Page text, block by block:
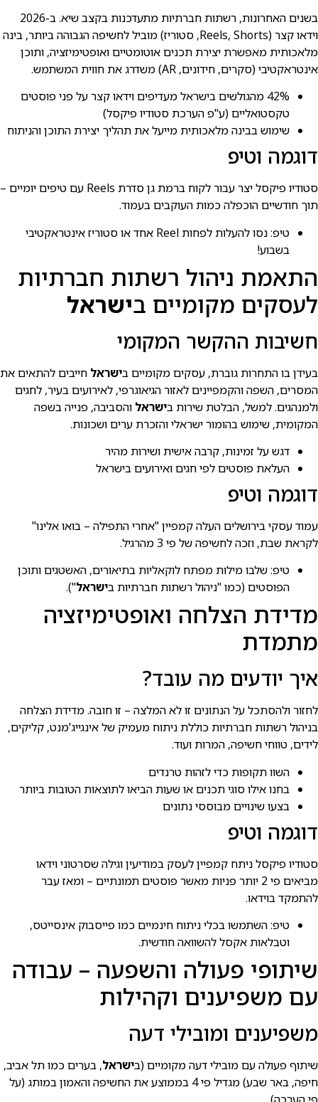
בשנים האחרונות, רשתות חברתיות מתעדכנות בקצב שיא. ב-2026
וידאו קצר (Reels, Shorts, סטוריז) מוביל לחשיפה הגבוהה ביותר, בינה
מלאכותית מאפשרת יצירת תכנים אוטומטיים ואופטימיזציה, ותוכן
אינטראקטיבי (סקרים, חידונים, AR) משדרג את חווית המשתמש.
42% מהגולשים בישראל מעדיפים וידאו קצר על פני פוסטים
טקסטואליים (ע"פ הערכת סטודיו פיקסל)
שימוש בבינה מלאכותית מייעל את תהליך יצירת התוכן והניתוח
דוגמה וטיפ
סטודיו פיקסל יצר עבור לקוח ברמת גן סדרת Reels עם טיפים יומיים –
תוך חודשיים הוכפלה כמות העוקבים בעמוד.
טיפ: נסו להעלות לפחות Reel אחד או סטוריז אינטראקטיבי
בשבוע!
התאמת ניהול רשתות חברתיות
לעסקים מקומיים בישראל
חשיבות ההקשר המקומי
בעידן בו התחרות גוברת, עסקים מקומיים בישראל חייבים להתאים את
המסרים, השפה והקמפיינים לאזור הגיאוגרפי, לאירועים בעיר, לחגים
ולמנהגים. למשל, הבלטת שירות בישראל והסביבה, פנייה בשפה
המקומית, שימוש בהומור ישראלי והזכרת ערים ושכונות.
דגש על זמינות, קרבה אישית ושירות מהיר
העלאת פוסטים לפי חגים ואירועים בישראל
דוגמה וטיפ
עמוד עסקי בירושלים העלה קמפיין "אחרי התפילה – בואו אלינו"
לקראת שבת, וזכה לחשיפה של פי 3 מהרגיל.
טיפ: שלבו מילות מפתח לוקאליות בתיאורים, האשטגים ותוכן
הפוסטים (כמו "ניהול רשתות חברתיות בישראל").
מדידת הצלחה ואופטימיזציה
מתמדת
איך יודעים מה עובד?
לחזור ולהסתכל על הנתונים זו לא המלצה – זו חובה. מדידת הצלחה
בניהול רשתות חברתיות כוללת ניתוח מעמיק של אינגייג'מנט, קליקים,
לידים, טווחי חשיפה, המרות ועוד.
השוו תקופות כדי לזהות טרנדים
בחנו אילו סוגי תכנים או שעות הביאו לתוצאות הטובות ביותר
בצעו שינויים מבוססי נתונים
דוגמה וטיפ
סטודיו פיקסל ניתח קמפיין לעסק במודיעין וגילה שסרטוני וידאו
מביאים פי 2 יותר פניות מאשר פוסטים תמונתיים – ומאז עבר
להתמקד בוידאו.
טיפ: השתמשו בכלי ניתוח חינמיים כמו פייסבוק אינסייטס,
וטבלאות אקסל להשוואה חודשית.
שיתופי פעולה והשפעה – עבודה
עם משפיענים וקהילות
משפיענים ומובילי דעה
שיתוף פעולה עם מובילי דעה מקומיים (בישראל, בערים כמו תל אביב,
חיפה, באר שבע) מגדיל פי 4 בממוצע את החשיפה והאמון במותג (על